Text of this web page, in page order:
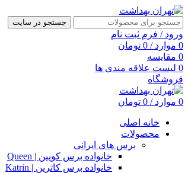
جستجو در سایت
ورود / فرم ثبت نام
0 موارد /
0 تومان
0 مقایسه
0 لیست علاقه مندی ها
فروشگاه
0 موارد /
0 تومان
خانه اصلی
محصولات
برس های ایرانی
خانواده برس کویین | Queen
خانواده برس کاترین | Katrin